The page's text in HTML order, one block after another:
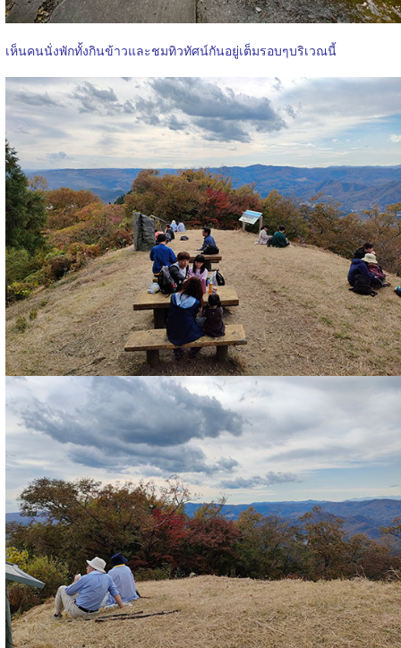
เห็นคนนั่งพักทั้งกินข้าวและชมทิวทัศน์กันอยู่เต็มรอบๆบริเวณนี้